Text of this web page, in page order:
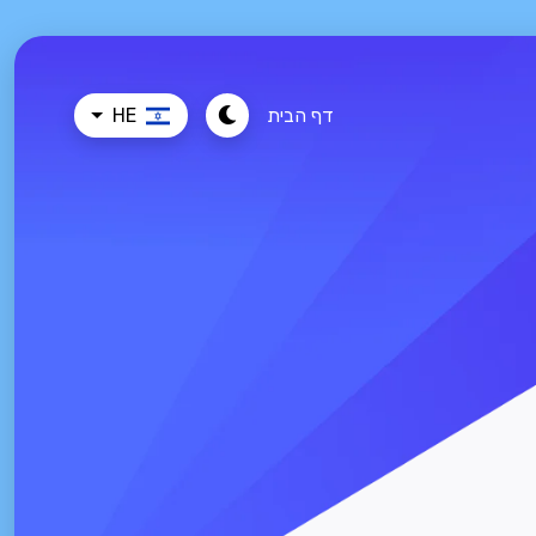
דף הבית HE